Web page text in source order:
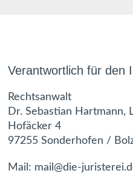
Verantwortlich für den
Rechtsanwalt
Dr. Sebastian Hartmann,
Hofäcker 4
97255 Sonderhofen /
Mail: mail@die-